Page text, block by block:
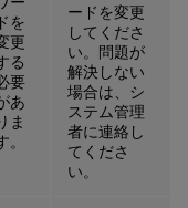
ドを
更
る
要
あ
ま
。
ードを変更
してくださ
い。問題が
解決しない
場合は、シ
ステム管理
者に連絡し
てくださ
い。